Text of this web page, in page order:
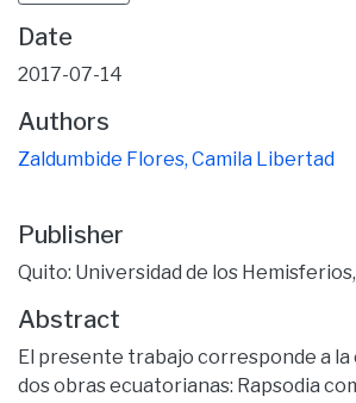
Date
2017-07-14
Authors
Zaldumbide Flores, Camila Libertad
Publisher
Quito: Universidad de los
Abstract
El presente trabajo corresponde a la
dos obras ecuatorianas: Rapsodia